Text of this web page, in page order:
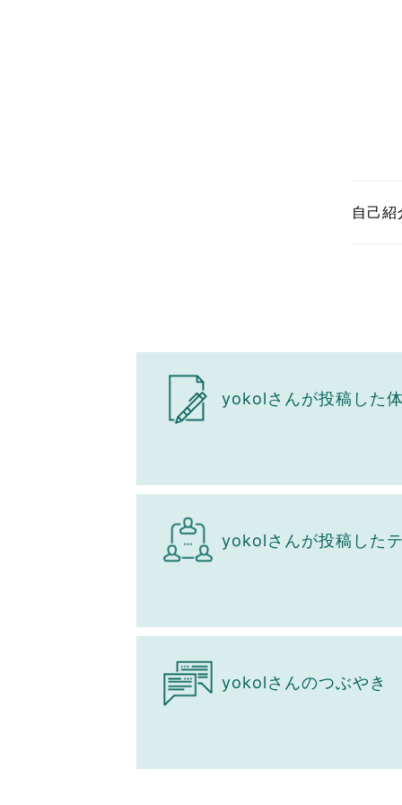
自己紹
yokolさんが投稿した
yokolさんが投稿した
yokolさんのつぶやき